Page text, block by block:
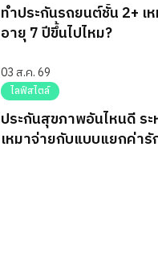
ทำประกันรถยนต์ชั้น 2+ เ
อายุ 7 ปีขึ้นไปไหม?
03 ส.ค. 69
ไลฟ์สไตล์
ประกันสุขภาพอันไหนดี ร
เหมาจ่ายกับแบบแยกค่ารั